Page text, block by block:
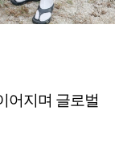
어지며 글로벌